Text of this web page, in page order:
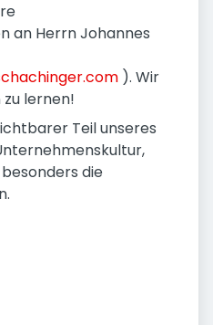
an Herrn Johannes
). Wir
zu lernen!
Teil unseres
die